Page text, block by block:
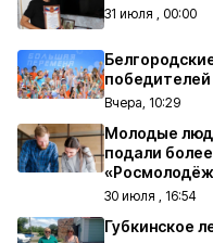
31 июля , 00:00
Вчера, 10:29
Молодые
подали
30 июля , 16:54
Губкинское